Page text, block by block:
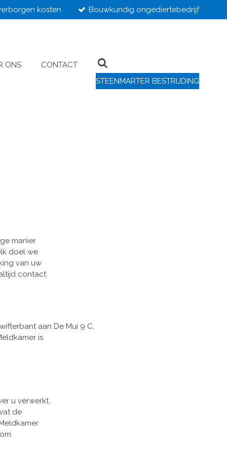
kosten Bouwkundig ongediertebedrijf
ONS
CONTACT
STEENMARTER BESTRIJDING
manier
doel we
van uw
contact
aan De Mui 9 C,
is
u verwerkt.
de